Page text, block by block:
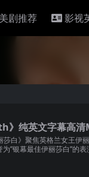
美剧推荐 影视
》纯英文字幕高清
白》聚焦英格兰女王伊
”银幕最佳伊丽莎白”的表